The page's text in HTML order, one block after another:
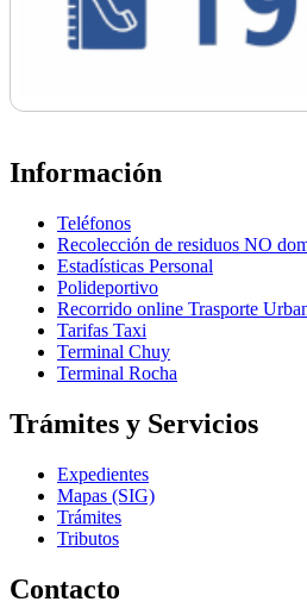
Información
Teléfonos
Recolección de residuos NO
Estadísticas Personal
Polideportivo
Recorrido online Trasporte
Tarifas Taxi
Terminal Chuy
Terminal Rocha
Trámites y Servicios
Expedientes
Mapas (SIG)
Trámites
Tributos
Contacto